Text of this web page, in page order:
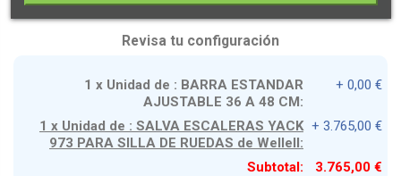
Revisa tu configuración
1 x Unidad de : BARRA ESTANDAR
AJUSTABLE 36 A 48 CM:
+ 0,00 €
1 x Unidad de : SALVA ESCALERAS YACK
973 PARA SILLA DE RUEDAS de Wellell:
+ 3.765,00 €
Subtotal: 3.765,00 €